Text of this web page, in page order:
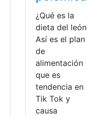
¿Qué es la
dieta del
Así es el plan
de
alimentación
que es
tendencia en
Tik Tok y
causa